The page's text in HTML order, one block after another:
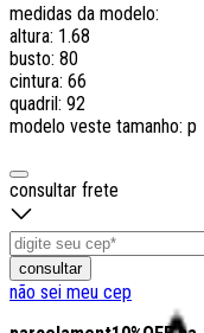
medidas da modelo:
altura: 1.68
busto: 80
cintura: 66
quadril: 92
modelo veste tamanho: p
consultar frete
consultar
não sei meu cep